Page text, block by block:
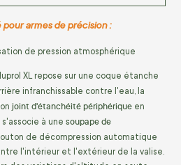
armes de précision :
de pression atmosphérique
XL repose sur une coque étanche
infranchissable contre l'eau, la
joint d'étanchéité périphérique en
à une soupape de
de décompression automatique
l'intérieur et l'extérieur de la valise.